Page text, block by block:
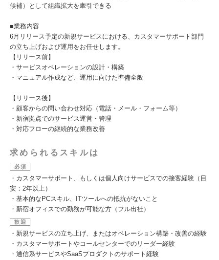
候補）として組織拡大を牽引できる
■業務内容
6月リリース予定の新規サービスにおける、カスタマーサポート部門
の立ち上げおよび運用をお任せします。
【リリース前】
・サービスオペレーションの設計・構築
・マニュアル作成など、運用に向けた準備全般
【リリース後】
・顧客からの問い合わせ対応（電話・メール・フォーム等）
・新宿拠点でのサービス運営・管理
・対応フローの継続的な業務改善
求められるスキルは
必須
・カスタマーサポート、もしくは個人向けサービスでの接客経験（目
安：2年以上）
・基本的なPCスキル、ITツールへの抵抗がないこと
・新宿オフィスでの勤務が可能な方（フル出社）
歓迎
・新規サービスの立ち上げ、またはオペレーション構築・改善の経験
・カスタマーサポートやコールセンターでのリーダー経験
・通信系サービスやSaaSプロダクトのサポート経験